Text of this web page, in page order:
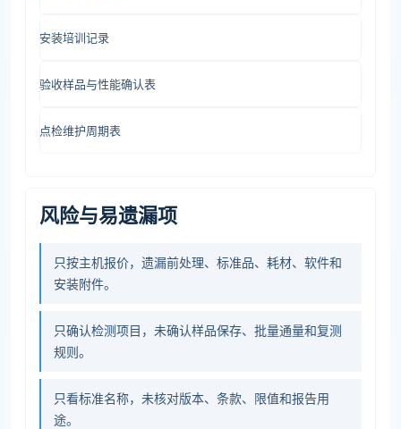
安装培训记录
验收样品与性能确认表
点检维护周期表
风险与易遗漏项
只按主机报价，遗漏前处理、标准品、耗材、软件和
安装附件。
只确认检测项目，未确认样品保存、批量通量和复测
规则。
只看标准名称，未核对版本、条款、限值和报告用
途。